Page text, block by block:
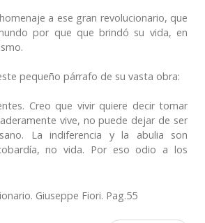
a ese gran revolucionario, que
por que que brindó su vida, en
pequeño párrafo de su vasta obra:
Creo que vivir quiere decir tomar
vive, no puede dejar de ser
La indiferencia y la abulia son
no vida. Por eso odio a los
Giuseppe Fiori. Pag.55